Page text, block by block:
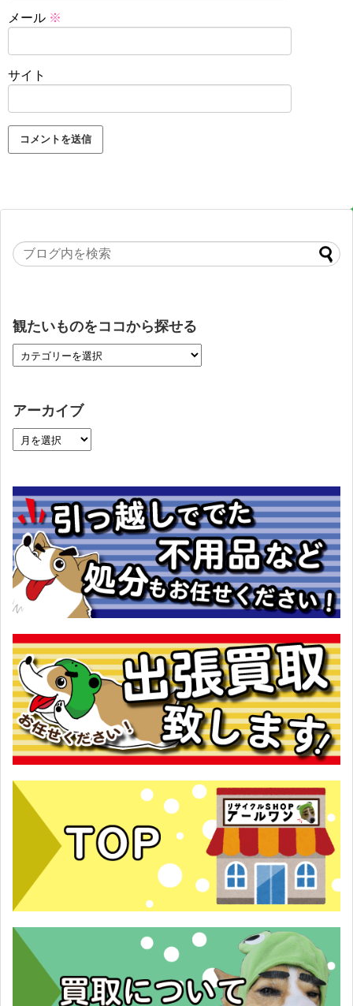
メール ※
サイト
観たいものをココから探せる
アーカイブ